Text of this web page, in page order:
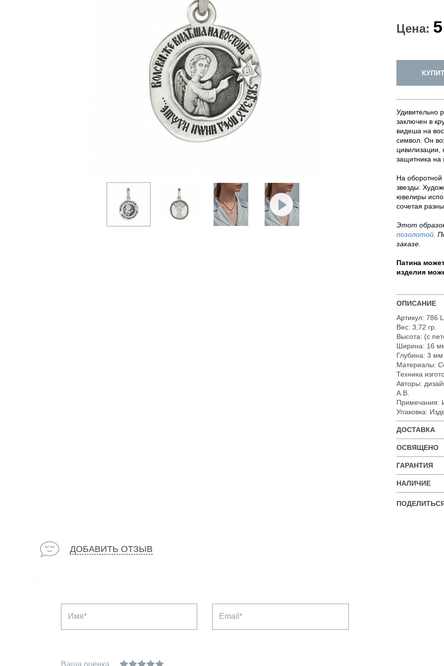
ЛЫТКАРИНО
ЛЮБЕРЦЫ
МЫТИЩИ
ПОДОЛЬСК
ОРЕХОВО-ЗУЕВО
РЕУТОВ
ХИМКИ
ЧЕХОВ
Цена:
Удивительно
заключен в
видеша на
символ. Он
защитника
На оборотной
звезды.
ювелиры
сочетая
Этот
позолотой.
заказе.
Патина
изделия
ОПИСАНИЕ
Артикул: 786 L
Вес: 3,72 гр.
Высота: (с
Ширина: 16
Глубина: 3
Материалы:
Техника
Авторы:
А.В.
Примечания:
Упаковка:
ДОСТАВКА
ОСВЯЩЕНО
ГАРАНТИЯ
НАЛИЧИЕ
ДОБАВИТЬ ОТЗЫВ
Имя* Email*